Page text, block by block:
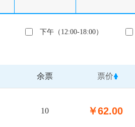
下午（12:00-18:00）
余票 票价
10 ￥62.00